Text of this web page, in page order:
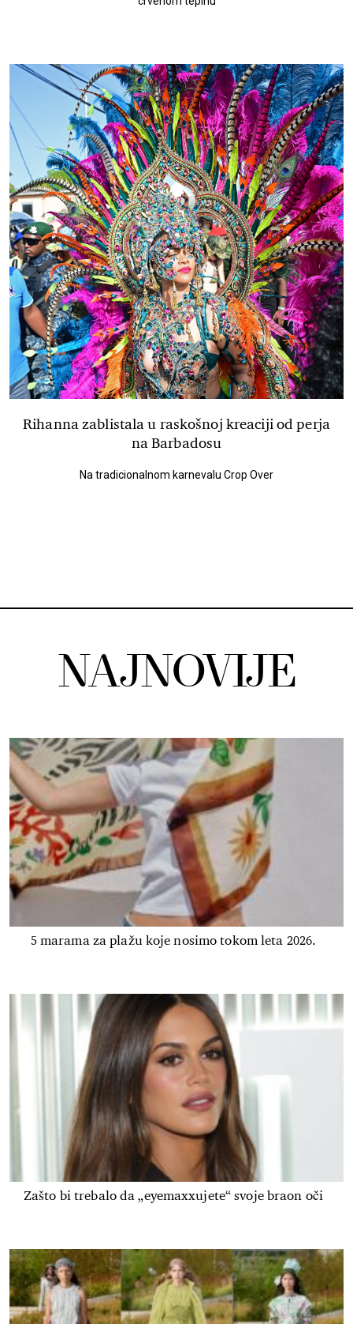
Rihanna zablistala u raskošnoj kreaciji od perja
na Barbadosu
Na tradicionalnom karnevalu Crop Over
NAJNOVIJE
5 marama za plažu koje nosimo tokom leta 2026.
Zašto bi trebalo da „eyemaxxujete“ svoje braon oči